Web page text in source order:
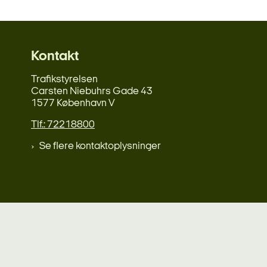
Kontakt
Trafikstyrelsen
Carsten Niebuhrs Gade 43
1577 København V
Tlf.: 72218800
Se flere kontaktoplysninger